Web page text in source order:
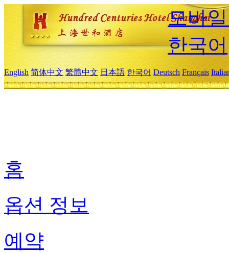
모바
한국어
English 简体中文 繁體中文 日本語 한국어 Deutsch Français
홈
옵션 정보
예약